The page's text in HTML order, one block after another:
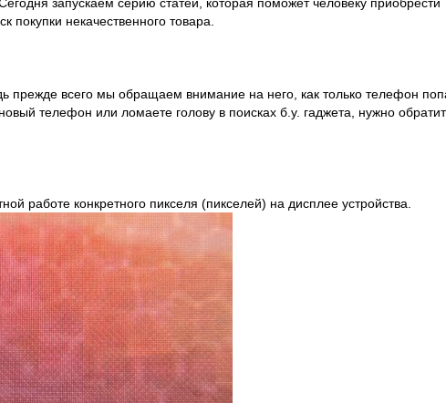
некачественного товара.
прежде всего мы обращаем внимание на него, как только телефон
телефон или ломаете голову в поисках б.у. гаджета, нужно
работе конкретного пикселя (пикселей) на дисплее устройства.